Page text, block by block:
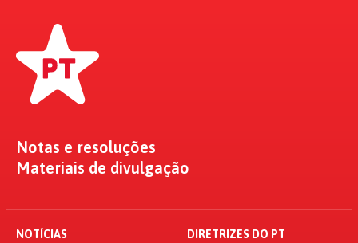
Notas e resoluções
Materiais de divulgação
NOTÍCIAS DIRETRIZES DO PT